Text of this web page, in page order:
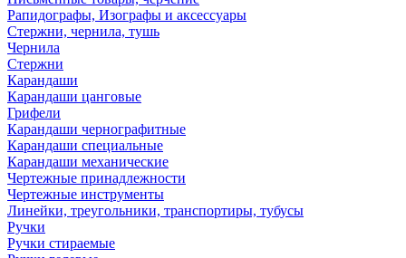
Рапидографы, Изографы и аксессуары
Стержни, чернила, тушь
Чернила
Стержни
Карандаши
Карандаши цанговые
Грифели
Карандаши чернографитные
Карандаши специальные
Карандаши механические
Чертежные принадлежности
Чертежные инструменты
Линейки, треугольники, транспортиры, тубусы
Ручки
Ручки стираемые